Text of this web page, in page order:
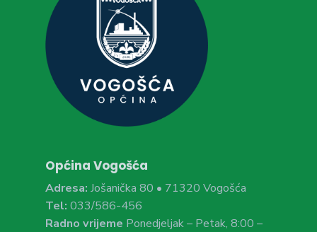
Općina Vogošća
Adresa: Jošanička 80 • 71320 Vogošća
Tel: 033/586-456
Radno vrijeme Ponedjeljak – Petak, 8:00 –